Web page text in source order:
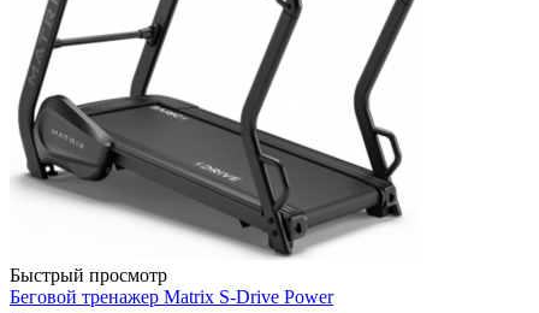
Быстрый просмотр
Беговой тренажер Matrix S-Drive Power